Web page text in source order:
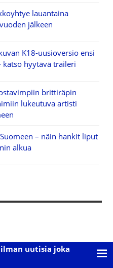
lauantaina
jälkeen
K18-uusioversio ensi
hyytävä traileri
brittiräpin
lukeutuva artisti
– näin hankit liput
alkua
uutisia joka